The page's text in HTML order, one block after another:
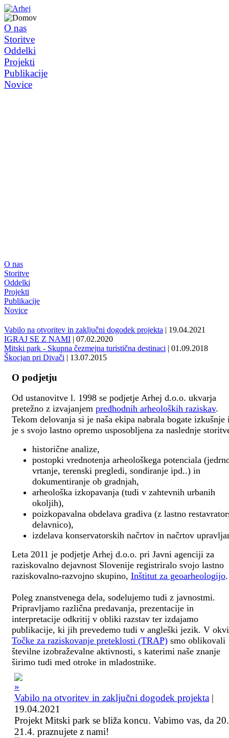
O nas
Storitve
Oddelki
Projekti
Publikacije
Novice
O nas
Storitve
Oddelki
Projekti
Publikacije
Novice
Vabilo na otvoritev in zaključni dogodek projekta | 19.04.2021
IGRAJ SE Z NAMI | 07.02.2020
Mitski park - Skupna čezmejna turistična destinaci | 01.09.2018
Škocjan pri Divači | 13.07.2015
O podjetju
Od ustanovitve l. 1998 se podjetje Arhej d.o.o. ukvarja
pretežno z izvajanjem predhodnih arheoloških raziskav.
Tekom delovanja si je naša ekipa nabrala bogate izkušnje
je s svojo lastno opremo usposobljena za naslednje
historične analize,
postopki vrednotenja arheološkega potenciala
vrtanje, terenski pregledi, sondiranje ipd..) in
dokumentiranje ob gradnjah,
arheološka izkopavanja (tudi v zahtevnih urbanih
okoljih),
poizkopavalna obdelava gradiva (z lastno
delavnico),
izdelava konservatorskih načrtov in načrtov
Leta 2011 je podjetje Arhej d.o.o. pri Javni agenciji za
raziskovalno dejavnost Slovenije registriralo svojo lastno
raziskovalno-razvojno skupino, Inštitut za geoarheologijo.
Poleg znanstvenega dela, sodelujemo tudi z javnostmi.
Pripravljamo različna predavanja, prezentacije in
interpretacije odkritij v obliki razstav ter izdajamo
publikacije, ki jih prevedemo tudi v angleški jezik. V
Točke za raziskovanje preteklosti (TRAP) smo oblikovali
številne izobraževalne aktivnosti, s katerimi naše znanje
širimo tudi med otroke in mladostnike.
Vabilo na otvoritev in zaključni dogodek projekta |
19.04.2021
Projekt Mitski park se bliža koncu. Vabimo vas, da
21.4. praznujete z nami!